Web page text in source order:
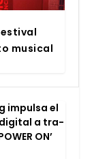
musi­cal
impul­sa el
digi­tal a tra­
ON’